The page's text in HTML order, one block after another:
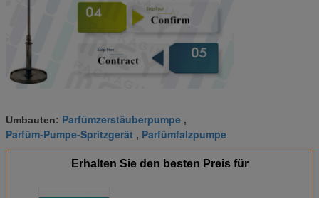
Umbauten: Parfümzerstäuberpumpe ,
Parfüm-Pumpe-Spritzgerät , Parfümfalzpumpe
Erhalten Sie den besten Preis für